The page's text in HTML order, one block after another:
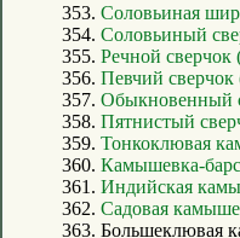
353. Соловьиная
354. Соловьиный
355. Речной сверчок
356. Певчий сверчок
357. Обыкновенный
358. Пятнистый
359. Тонкоклювая
360. Камышевка-
361. Индийская
362. Садовая
363. Большеклювая